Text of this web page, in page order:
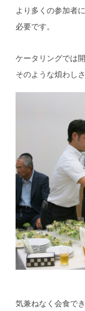
より多くの参加者
必要です。
ケータリングでは
そのような煩わし
気兼ねなく会食でき